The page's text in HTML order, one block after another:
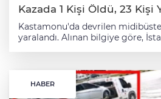
Kazada 1 Kişi Öldü, 23 Kişi
Kastamonu'da devrilen
yaralandı. Alınan bilgiye göre, İstanbul'dan Sinop'a
Nalcıkuyucağı köyü mevkisinde
devrildi. Görenlerin haber vermesi üzerine bölgeye çok
sayıda sağlık, jandarma, AFAD
HABER